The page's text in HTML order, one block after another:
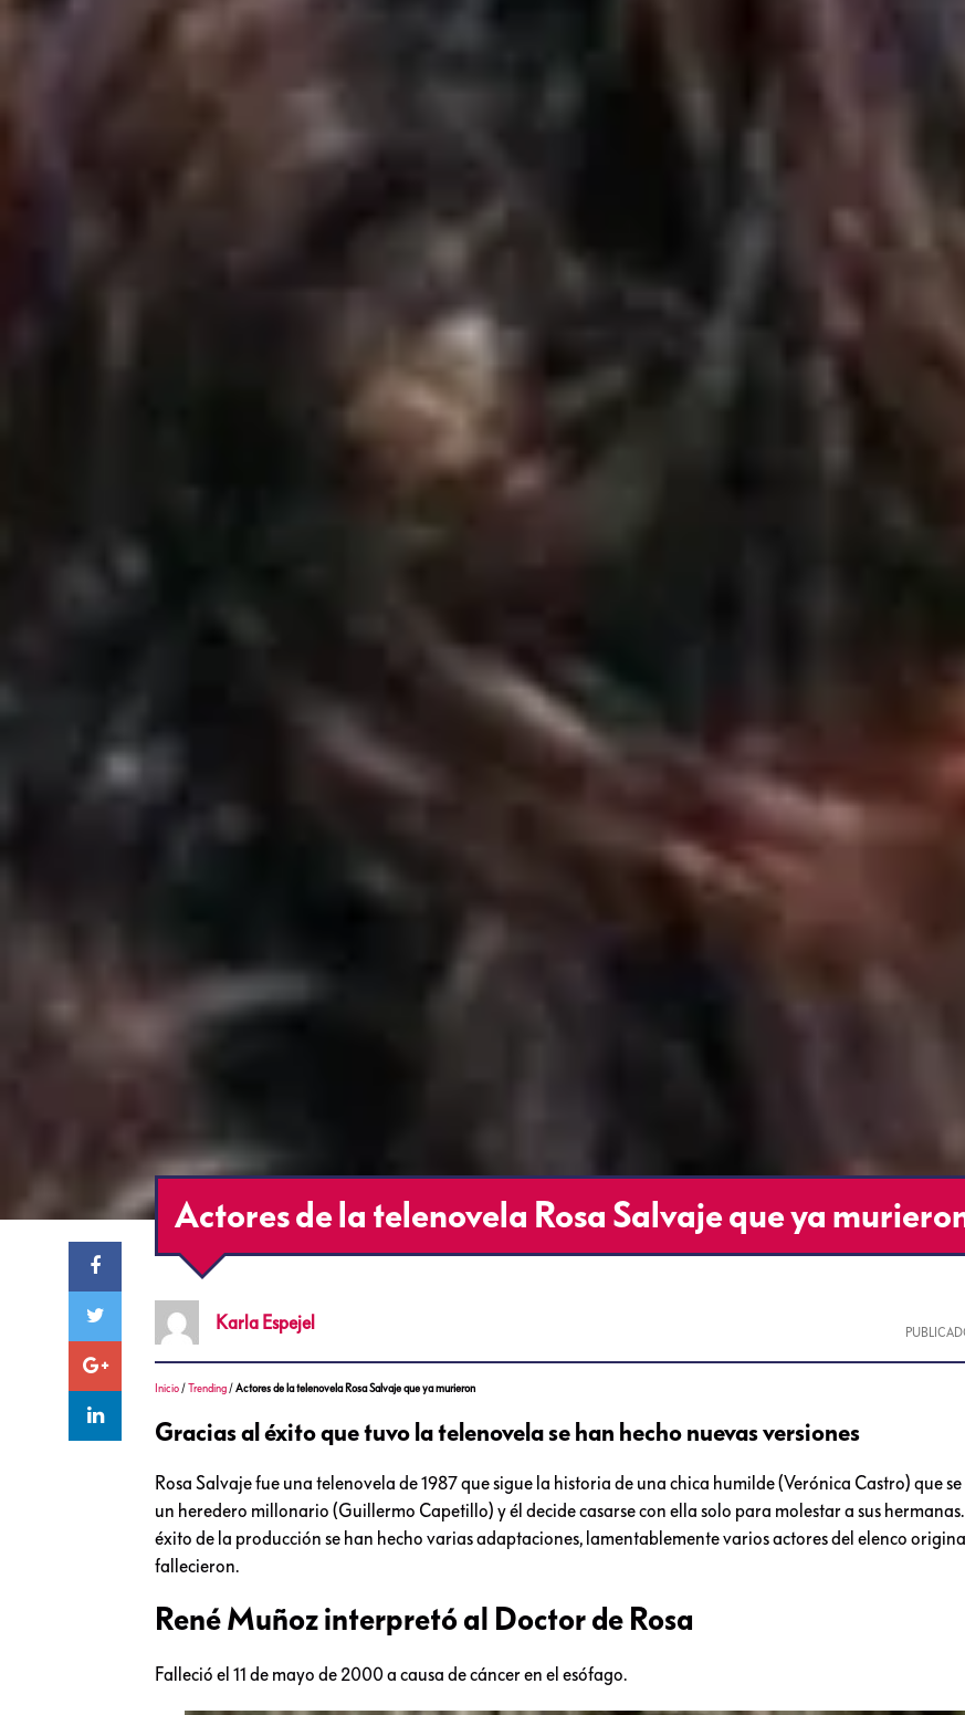
Actores de la telenovela Rosa Salvaje que ya
Karla Espejel
Inicio /Trending /Actores de la telenovela Rosa Salvaje que ya murieron
Gracias al éxito que tuvo la telenovela se han hecho nuevas versiones
Rosa Salvaje fue una telenovela de 1987 que sigue la historia de una chica humilde (Verónica Castro) que
un heredero millonario (Guillermo Capetillo) y él decide casarse con ella solo para molestar a sus hermanas.
éxito de la producción se han hecho varias adaptaciones, lamentablemente varios actores del elenco
fallecieron.
René Muñoz interpretó al Doctor de Rosa
Falleció el 11 de mayo de 2000 a causa de cáncer en el esófago.